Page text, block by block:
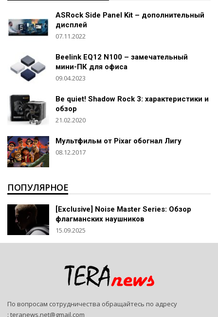
ASRock Side Panel Kit – дополнительный
дисплей
07.11.2022
Beelink EQ12 N100 – замечательный
мини-ПК для офиса
09.04.2023
Вe quiet! Shadow Rock 3: характеристики и
обзор
21.02.2020
Мультфильм от Pixar обогнал Лигу
08.12.2017
ПОПУЛЯРНОЕ
[Exclusive] Noise Master Series: Обзор
флагманских наушников
15.09.2025
По вопросам сотрудничества обращайтесь по адресу
: teranews.net@gmail.com